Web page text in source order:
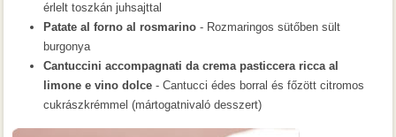
érlelt toszkán juhsajttal
Patate al forno al rosmarino - Rozmaringos sütőben sült
burgonya
Cantuccini accompagnati da crema pasticcera ricca al
limone e vino dolce - Cantucci édes borral és főzött citromos
cukrászkrémmel (mártogatnivaló desszert)